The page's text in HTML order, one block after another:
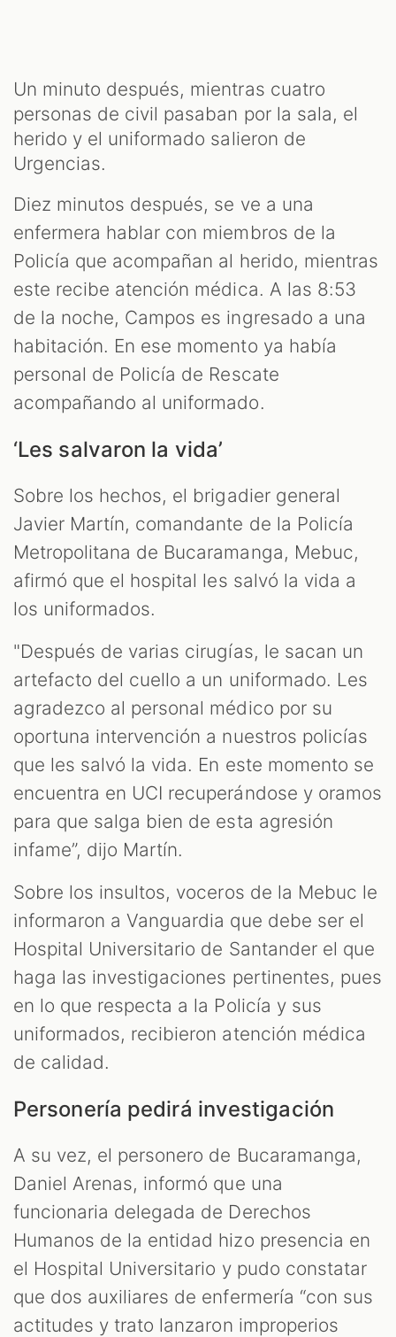
Un minuto después, mientras cuatro
personas de civil pasaban por la sala, el
herido y el uniformado salieron de
Urgencias.
Diez minutos después, se ve a una
enfermera hablar con miembros de la
Policía que acompañan al herido, mientras
este recibe atención médica. A las 8:53
de la noche, Campos es ingresado a una
habitación. En ese momento ya había
personal de Policía de Rescate
acompañando al uniformado.
‘Les salvaron la vida’
Sobre los hechos, el brigadier general
Javier Martín, comandante de la Policía
Metropolitana de Bucaramanga, Mebuc,
afirmó que el hospital les salvó la vida a
los uniformados.
"Después de varias cirugías, le sacan un
artefacto del cuello a un uniformado. Les
agradezco al personal médico por su
oportuna intervención a nuestros policías
que les salvó la vida. En este momento se
encuentra en UCI recuperándose y oramos
para que salga bien de esta agresión
infame”, dijo Martín.
Sobre los insultos, voceros de la Mebuc le
informaron a Vanguardia que debe ser el
Hospital Universitario de Santander el que
haga las investigaciones pertinentes, pues
en lo que respecta a la Policía y sus
uniformados, recibieron atención médica
de calidad.
Personería pedirá investigación
A su vez, el personero de Bucaramanga,
Daniel Arenas, informó que una
funcionaria delegada de Derechos
Humanos de la entidad hizo presencia en
el Hospital Universitario y pudo constatar
que dos auxiliares de enfermería “con sus
actitudes y trato lanzaron improperios